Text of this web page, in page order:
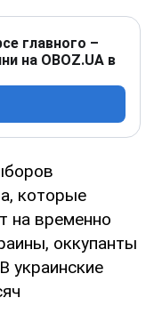
главного –
на OBOZ.UA в
которые
на временно
оккупанты
украинские